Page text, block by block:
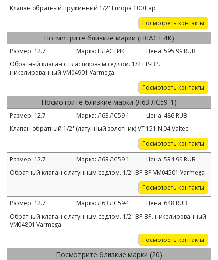
Клапан обратный пружинный 1/2" Europa 100 Itap
Посмотреть контакты
Посмотрите близкие марки (ПЛАСТИК)
Размер: 12.7 Марка: ПЛАСТИК Цена: 595.99 RUB
Обратный клапан с пластиковым седлом. 1/2 ВР-ВР.
никелированный VM04901 Varmega
Посмотреть контакты
Посмотрите близкие марки (Л63 ЛС59-1)
Размер: 12.7 Марка: Л63 ЛС59-1 Цена: 486 RUB
Клапан обратный 1/2" (латунный золотник) VT.151.N.04 Valtec
Посмотреть контакты
Размер: 12.7 Марка: Л63 ЛС59-1 Цена: 534.99 RUB
Обратный клапан с латунным седлом. 1/2" ВР-ВР VM04501 Varmega
Посмотреть контакты
Размер: 12.7 Марка: Л63 ЛС59-1 Цена: 648 RUB
Обратный клапан с латунным седлом. 1/2" ВР-ВР. никелированный
VM04801 Varmega
Посмотреть контакты
Посмотрите близкие марки (20)